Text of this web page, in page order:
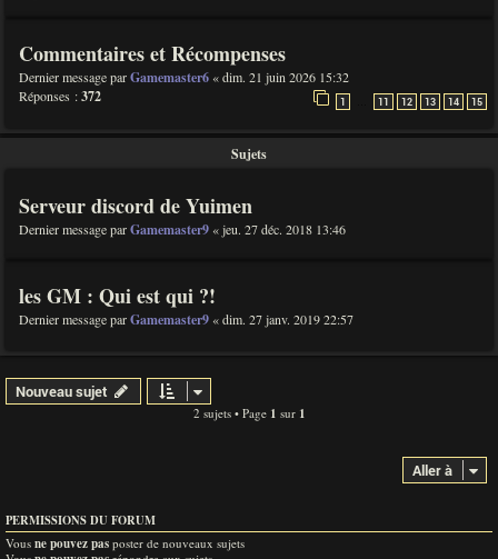
Commentaires et Récompenses
Dernier message parGamemaster6 «dim. 21 juin 2026 15:32
Réponses :372 1 11 12 13 14 15
Sujets
Serveur discord de Yuimen
Dernier message parGamemaster9 «jeu. 27 déc. 2018 13:46
les GM : Qui est qui ?!
Dernier message parGamemaster9 «dim. 27 janv. 2019 22:57
Nouveau sujet
2 sujets • Page 1 sur 1
Aller à
PERMISSIONS DU FORUM
Vous ne pouvez pas poster de nouveaux sujets